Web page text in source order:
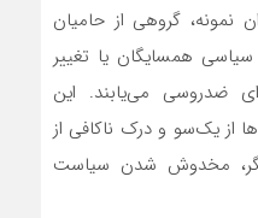
نمونه، گروهی از حامیان
همسایگان یا تغییر
ضدروسی می‌یابند. این
از یک‌سو و درک ناکافی از
مخدوش شدن سیاست